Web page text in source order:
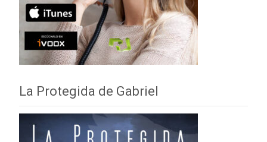
La Protegida de Gabriel